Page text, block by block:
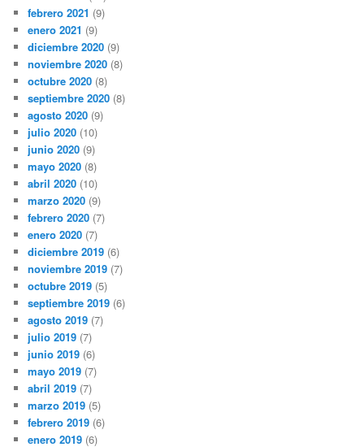
febrero 2021 (9)
enero 2021 (9)
diciembre 2020 (9)
noviembre 2020 (8)
octubre 2020 (8)
septiembre 2020 (8)
agosto 2020 (9)
julio 2020 (10)
junio 2020 (9)
mayo 2020 (8)
abril 2020 (10)
marzo 2020 (9)
febrero 2020 (7)
enero 2020 (7)
diciembre 2019 (6)
noviembre 2019 (7)
octubre 2019 (5)
septiembre 2019 (6)
agosto 2019 (7)
julio 2019 (7)
junio 2019 (6)
mayo 2019 (7)
abril 2019 (7)
marzo 2019 (5)
febrero 2019 (6)
enero 2019 (6)